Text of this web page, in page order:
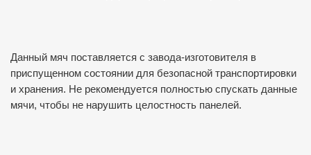
Данный мяч поставляется с завода-изготовителя в
приспущенном состоянии для безопасной транспортировки
и хранения. Не рекомендуется полностью спускать данные
мячи, чтобы не нарушить целостность панелей.